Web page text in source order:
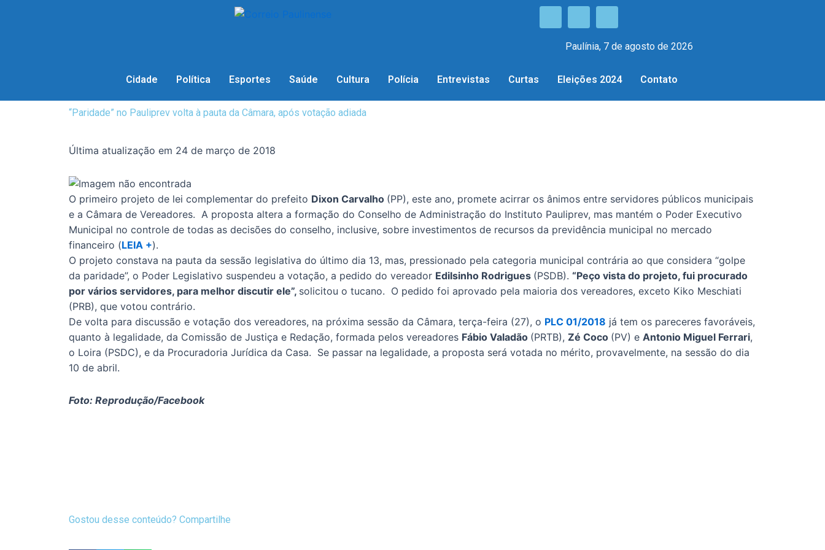
Paulínia, 7 de agosto de 2026
Cidade Política Esportes Saúde Cultura Polícia Entrevistas Curtas Eleições 2024 Contato
“Paridade” no Pauliprev volta à pauta da Câmara, após votação adiada
Última atualização em 24 de março de 2018
O primeiro projeto de lei complementar do prefeito Dixon Carvalho (PP), este ano, promete acirrar os ânimos entre servidores públicos municipais
e a Câmara de Vereadores. A proposta altera a formação do Conselho de Administração do Instituto Pauliprev, mas mantém o Poder Executivo
Municipal no controle de todas as decisões do conselho, inclusive, sobre investimentos de recursos da previdência municipal no mercado
financeiro (LEIA +).
O projeto constava na pauta da sessão legislativa do último dia 13, mas, pressionado pela categoria municipal contrária ao que considera “golpe
da paridade”, o Poder Legislativo suspendeu a votação, a pedido do vereador Edilsinho Rodrigues (PSDB). “Peço vista do projeto, fui procurado
por vários servidores, para melhor discutir ele”, solicitou o tucano. O pedido foi aprovado pela maioria dos vereadores, exceto Kiko Meschiati
(PRB), que votou contrário.
De volta para discussão e votação dos vereadores, na próxima sessão da Câmara, terça-feira (27), o PLC 01/2018 já tem os pareceres favoráveis,
quanto à legalidade, da Comissão de Justiça e Redação, formada pelos vereadores Fábio Valadão (PRTB), Zé Coco (PV) e Antonio Miguel Ferrari,
o Loira (PSDC), e da Procuradoria Jurídica da Casa. Se passar na legalidade, a proposta será votada no mérito, provavelmente, na sessão do dia
10 de abril.
Foto: Reprodução/Facebook
Gostou desse conteúdo? Compartilhe